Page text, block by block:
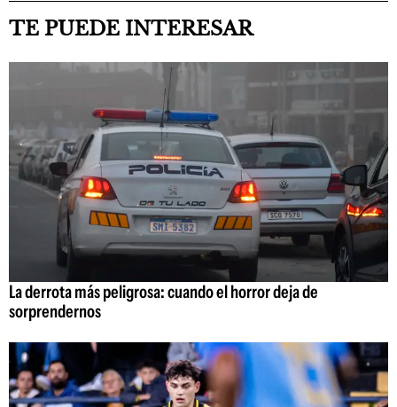
TE PUEDE INTERESAR
La derrota más peligrosa: cuando el horror deja de
sorprendernos